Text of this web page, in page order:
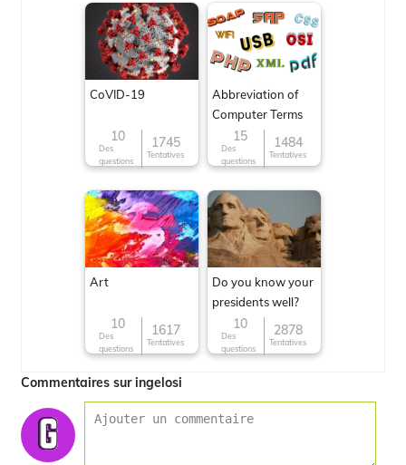
CoVID-19
10
Des
questions
1745
Tentatives
Abbreviation of
Computer Terms
15
Des
questions
1484
Tentatives
Art
10
Des
questions
1617
Tentatives
Do you know your
presidents well?
10
Des
questions
2878
Tentatives
Commentaires sur ingelosi